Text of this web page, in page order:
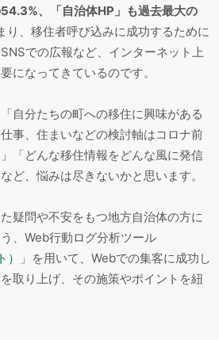
、「自治体HP」も過去最大の
り、移住者呼び込みに成功するために
での広報など、インターネット上
になってきているのです。
自分たちの町への移住に興味がある
事、住まいなどの検討軸はコロナ前
「どんな移住情報をどんな風に発信
ど、悩みは尽きないかと思います。
疑問や不安をもつ地方自治体の方に
、Web行動ログ分析ツール
」を用いて、Webでの集客に成功し
取り上げ、その施策やポイントを紐